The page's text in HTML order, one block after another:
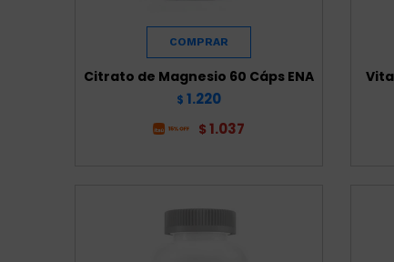
Citrato de Magnesio 60 Cáps ENA
$ 1.220
$ 1.037